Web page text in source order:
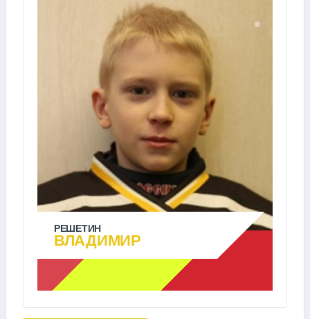
РЕШЕТИН
ВЛАДИМИР